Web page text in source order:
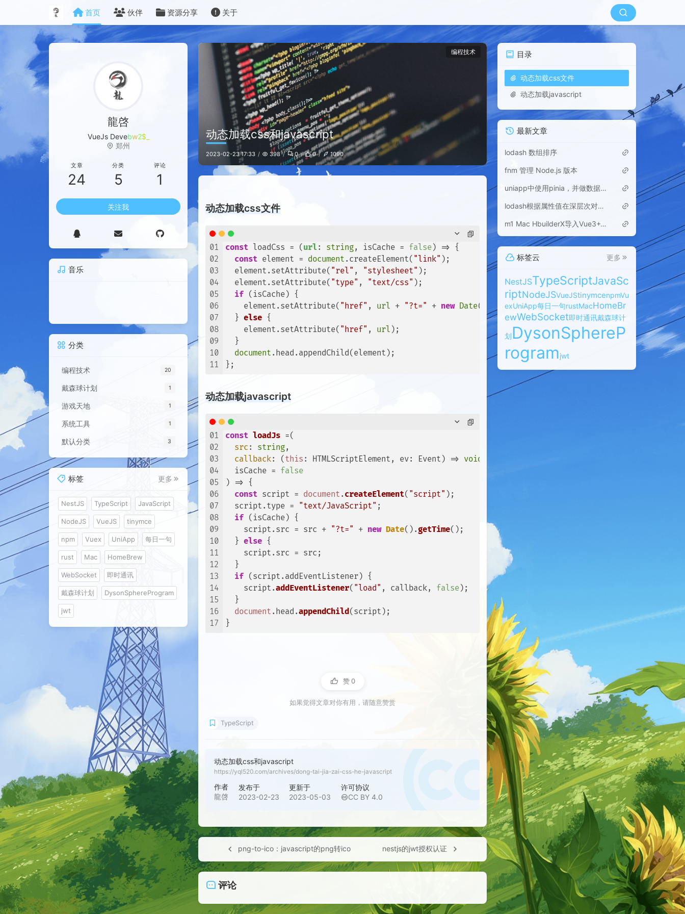
首页 伙伴 资源分享 关于
编程技术
动态加载css和javascript
2023-02-23 17:33 398 0 0 1090
动态加载css文件
01
02
03
04
05
06
07
08
09
10
11
const loadCss = ( url: string, isCache = false) => {
const element = document .createElement( "link" );
  element.setAttribute(
"rel" , "stylesheet" );
  element.setAttribute(
"type" , "text/css" );
if (isCache) {
    element.setAttribute(
"href" , url + "?t=" + new Date().getTime());
  }
else {
    element.setAttribute(
"href" , url );
  }
document .head.appendChild(element);
动态加载javascript
01
02
03
04
05
06
07
08
09
10
11
12
13
14
15
16
17
const loadJs =(
src : string,
callback: ( this : HTMLScriptElement, ev: Event) => void
  isCache =
false
) => {
const script = document . createElement( "script" );
  script.
type = "text/JavaScript" ;
if (isCache) {
    script.
src = src + "?t=" + new Date().getTime();
  }
else {
    script.
src = src;
  }
if (script. addEventListener) {
    script.
addEventListener( "load" , callback, false);
  }
document . head .appendChild(script);
赞 0
如果觉得文章对你有用，请随意赞赏
TypeScript
动态加载css和javascript
https://yql520.com/archives/dong-tai-jia-zai-css-he-javascript
作者
龍啓
发布于
2023-02-23
更新于
2023-05-03
许可协议
CC BY 4.0
png-to-ico：javascript的png转ico nestjs的jwt授权认证
评论
龍啓
VueJs Developer
郑州
文章
24
分类
5
评论
1
关注我
音乐
分类
编程技术 20
戴森球计划 1
游戏天地 1
系统工具 1
默认分类 3
标签 更多
NestJS TypeScript JavaScript
NodeJS VueJS tinymce
npm Vuex UniApp 每日一句
rust Mac HomeBrew
WebSocket 即时通讯
戴森球计划 DysonSphereProgram
jwt
目录
动态加载css文件
动态加载javascript
最新文章
lodash 数组排序
fnm 管理 Node.js 版本
uniapp中使用pinia，并做数据持久化
lodash根据属性值在深层次对象数组中查找
m1 Mac HbuilderX导入Vue3+Vite运行报错
标签云 更多
NestJSTypeScriptJavaSc
riptNodeJSVueJStinymcenpmVu
exUniApp每日一句rustMacHomeBr
ewWebSocket即时通讯戴森球计
划DysonSphereP
rogramjwt